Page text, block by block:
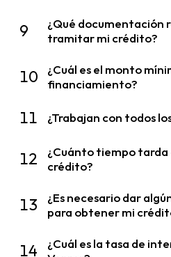
9
¿Qué documentación
tramitar mi crédito?
10
¿Cuál es el monto
financiamiento?
11 ¿Trabajan con todos
12
¿Cuánto tiempo tarda
crédito?
13
¿Es necesario dar
para obtener mi
14
¿Cuál es la tasa de